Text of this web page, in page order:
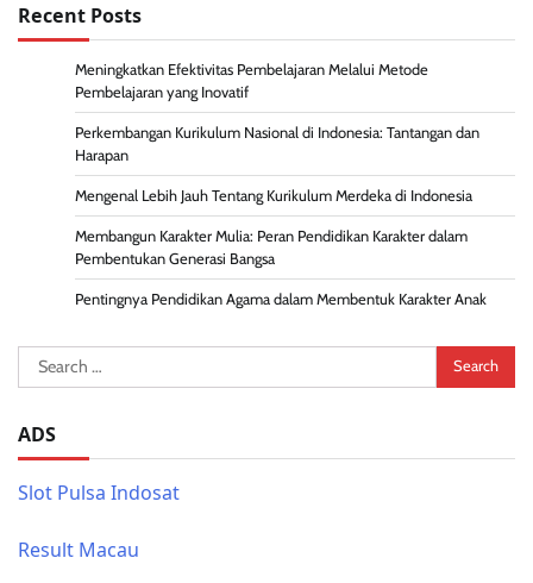
Recent Posts
Meningkatkan Efektivitas Pembelajaran Melalui Metode
Pembelajaran yang Inovatif
Perkembangan Kurikulum Nasional di Indonesia: Tantangan dan
Harapan
Mengenal Lebih Jauh Tentang Kurikulum Merdeka di Indonesia
Membangun Karakter Mulia: Peran Pendidikan Karakter dalam
Pembentukan Generasi Bangsa
Pentingnya Pendidikan Agama dalam Membentuk Karakter Anak
Search
for:
ADS
Slot Pulsa Indosat
Result Macau